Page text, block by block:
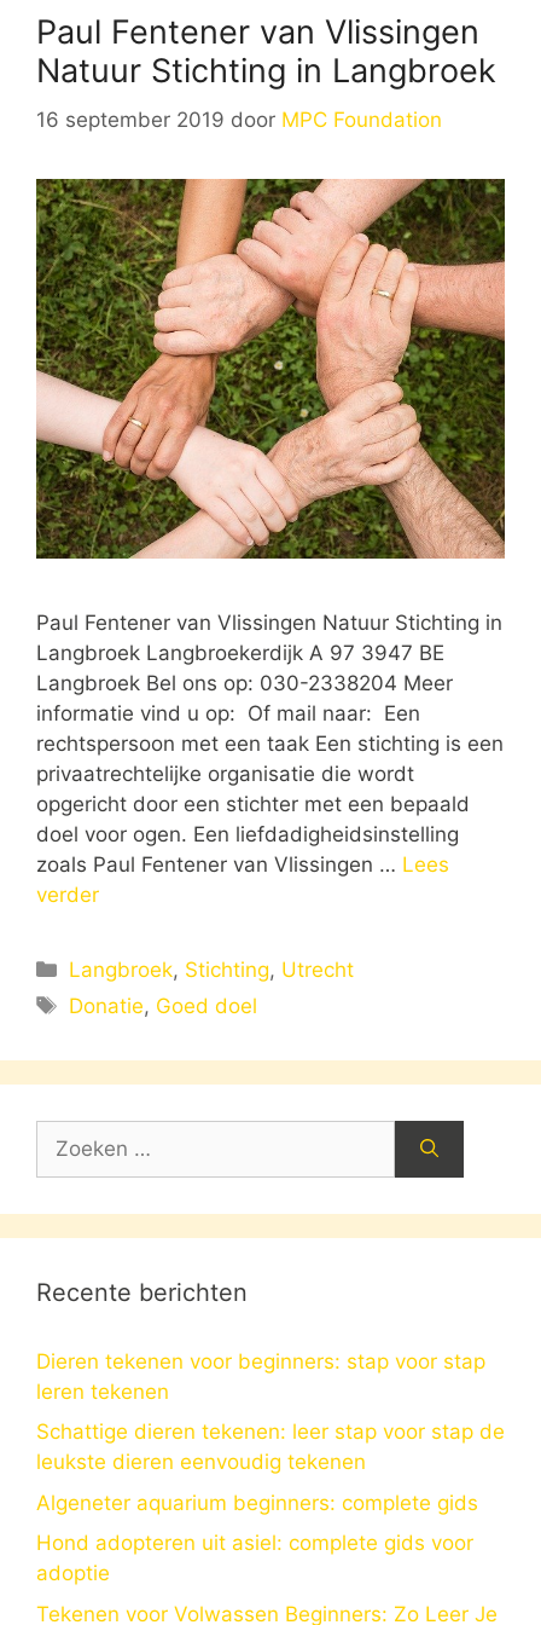
Paul Fentener van Vlissingen
Natuur Stichting in Langbroek
16 september 2019 door MPC Foundation
Paul Fentener van Vlissingen Natuur Stichting in
Langbroek Langbroekerdijk A 97 3947 BE
Langbroek Bel ons op: 030-2338204 Meer
informatie vind u op: Of mail naar: Een
rechtspersoon met een taak Een stichting is een
privaatrechtelijke organisatie die wordt
opgericht door een stichter met een bepaald
doel voor ogen. Een liefdadigheidsinstelling
zoals Paul Fentener van Vlissingen … Lees
verder
Categorieën
Langbroek, Stichting, Utrecht
Tags
Donatie, Goed doel
naar:
Recente berichten
Dieren tekenen voor beginners: stap voor stap
leren tekenen
Schattige dieren tekenen: leer stap voor stap de
leukste dieren eenvoudig tekenen
Algeneter aquarium beginners: complete gids
Hond adopteren uit asiel: complete gids voor
adoptie
Tekenen voor Volwassen Beginners: Zo Leer Je